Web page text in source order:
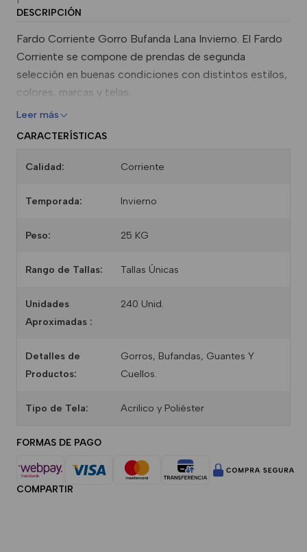
DESCRIPCIÓN
Fardo Corriente Gorro Bufanda Lana Invierno. El Fardo
Corriente se compone de prendas de segunda
selección en buenas condiciones con distintos estilos,
colores, marcas y telas.
Leer más
CARACTERÍSTICAS
Calidad: Corriente
Temporada: Invierno
Peso: 25 KG
Rango de Tallas: Tallas Únicas
Unidades
Aproximadas :
240 Unid.
Detalles de
Productos:
Gorros, Bufandas, Guantes Y
Cuellos.
Tipo de Tela: Acrilico y Poliéster
FORMAS DE PAGO
COMPARTIR